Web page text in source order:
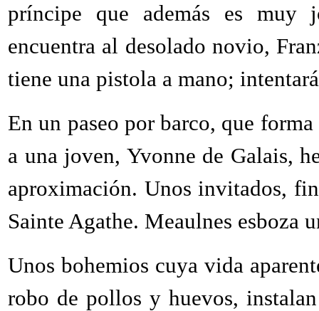
príncipe que además es muy
encuentra al desolado novio,
tiene una pistola a mano;
En un paseo por barco, que
a una joven, Yvonne de Galais,
aproximación. Unos invitados,
Sainte Agathe. Meaulnes esboza
Unos bohemios cuya vida
robo de pollos y huevos,